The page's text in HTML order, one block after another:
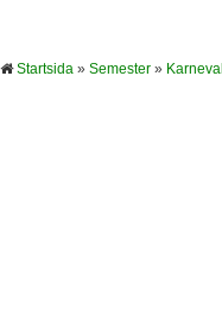
Startsida » Semester » Karneval